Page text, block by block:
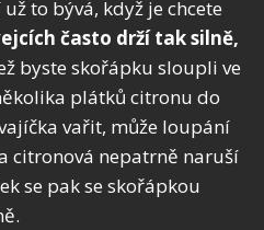
to bývá, když je chcete
často drží tak silně,
byste skořápku sloupli ve
plátků citronu do
vařit, může loupání
citronová nepatrně naruší
se pak se skořápkou